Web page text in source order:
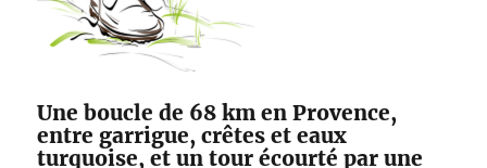
Une boucle de 68 km en Provence,
entre garrigue, crêtes et eaux
turquoise, et un tour écourté par une